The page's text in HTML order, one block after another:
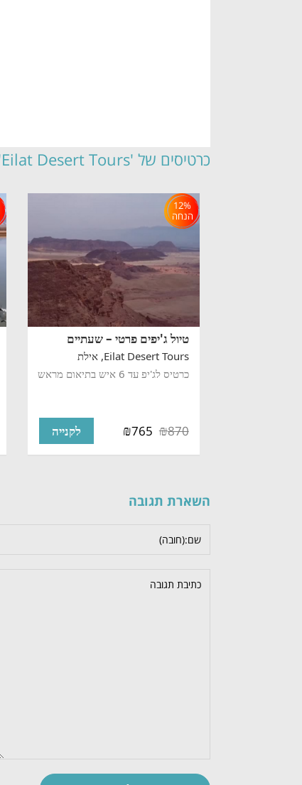
כרטיסים של 'Eilat Desert Tours'
12%
הנחה
טיול ג'יפים פרטי – שעתיים
Eilat Desert Tours, אילת
כרטיס לג'יפ עד 6 איש בתיאום מראש
₪870
₪765 לקנייה
השארת תגובה